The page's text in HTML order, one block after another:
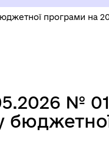
ГРУПА З
БЕЗПЕКИ ТА
програми на
№